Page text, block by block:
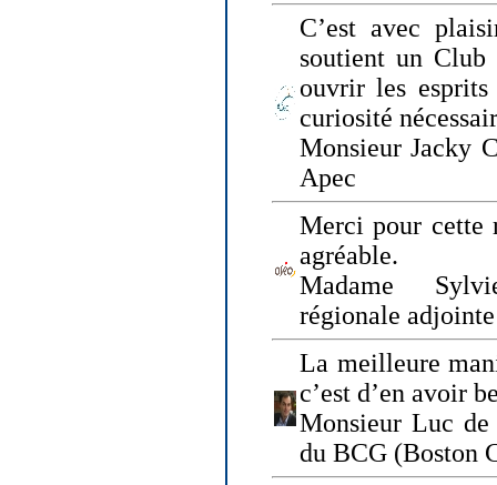
C’est avec
soutient un Club
ouvrir les
curiosité
Monsieur Jacky
Apec
Merci pour cette
agréable.
Madame
régionale
La meilleure
c’est d’en avoir
Monsieur Luc de
du BCG (Boston